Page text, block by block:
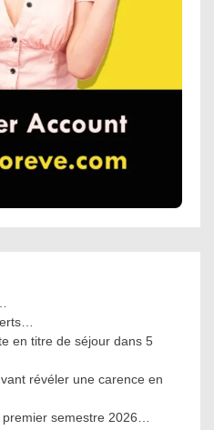
en titre de séjour dans 5
révéler une carence en
semestre 2026…